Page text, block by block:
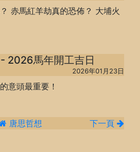
赤馬紅羊劫真的恐佈？ 大埔火
2026馬年開工吉日
2026年01月23日
意頭最重要！
唐思哲想 下一頁